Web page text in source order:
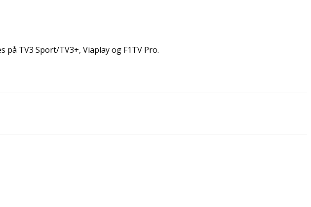
TV3 Sport/TV3+, Viaplay og F1TV Pro.